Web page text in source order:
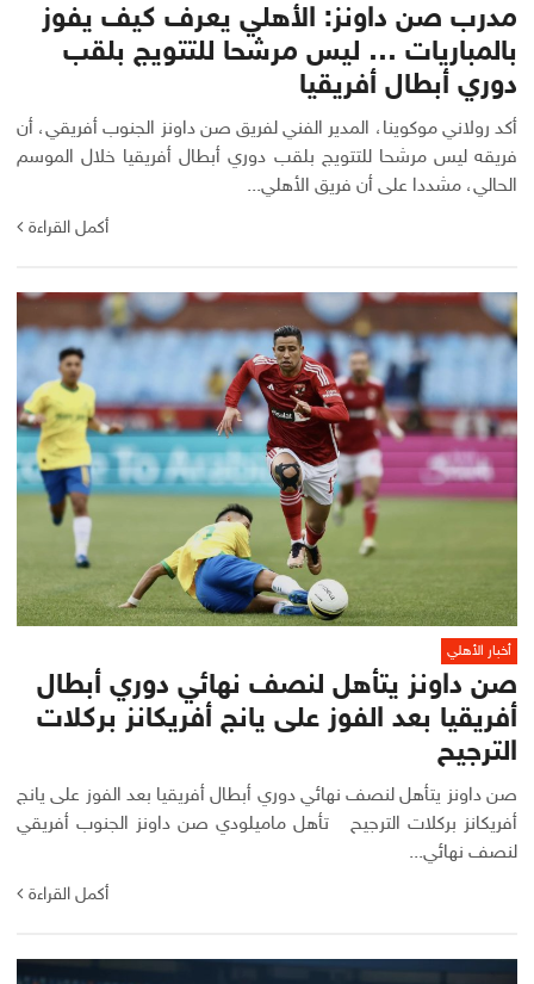
مدرب صن داونز: الأهلي يعرف كيف يفوز
بالمباريات … ليس مرشحا للتتويج بلقب
دوري أبطال أفريقيا
أكد رولاني موكوينا، المدير الفني لفريق صن داونز الجنوب أفريقي، أن
فريقه ليس مرشحا للتتويج بلقب دوري أبطال أفريقيا خلال الموسم
الحالي، مشددا على أن فريق الأهلي...
أكمل القراءة
أخبار الأهلي
صن داونز يتأهل لنصف نهائي دوري أبطال
أفريقيا بعد الفوز على يانج أفريكانز بركلات
الترجيح
صن داونز يتأهل لنصف نهائي دوري أبطال أفريقيا بعد الفوز على يانج
أفريكانز بركلات الترجيح تأهل ماميلودي صن داونز الجنوب أفريقي
لنصف نهائي...
أكمل القراءة